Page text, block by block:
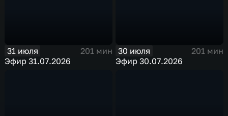
31 июля
201 мин
Эфир 31.07.2026
30 июля
201 мин
Эфир 30.07.2026